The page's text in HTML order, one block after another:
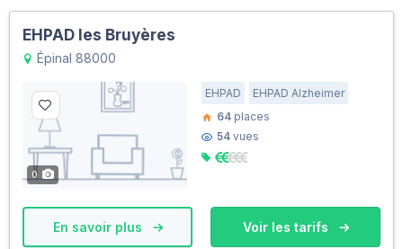
EHPAD les Bruyères
Épinal 88000
0
EHPAD
EHPAD Alzheimer
64 places
54 vues
En savoir plus Voir les tarifs